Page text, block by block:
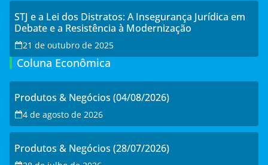
STJ e a Lei dos Distratos: A Insegurança Jurídica em
Debate e a Resistência à Modernização
21 de outubro de 2025
Coluna Econômica
Produtos & Negócios (04/08/2026)
4 de agosto de 2026
Produtos & Negócios (28/07/2026)